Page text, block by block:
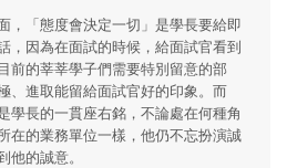
，「態度會決定一切」是學長要給即
，因為在面試的時候，給面試官看到
前的莘莘學子們需要特別留意的部
、進取能留給面試官好的印象。而
學長的一貫座右銘，不論處在何種角
在的業務單位一樣，他仍不忘扮演誠
的誠意。